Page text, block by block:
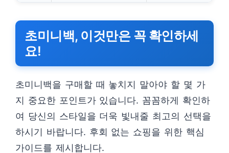
초미니백, 이것만은 꼭 확인하세
요!
초미니백을 구매할 때 놓치지 말아야 할 몇 가
지 중요한 포인트가 있습니다. 꼼꼼하게 확인하
여 당신의 스타일을 더욱 빛내줄 최고의 선택을
하시기 바랍니다. 후회 없는 쇼핑을 위한 핵심
가이드를 제시합니다.